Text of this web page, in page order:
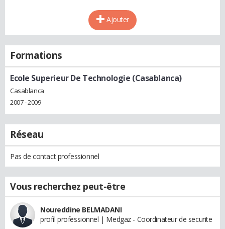
Ajouter
Formations
Ecole Superieur De Technologie (Casablanca)
Casablanca
2007 - 2009
Réseau
Pas de contact professionnel
Vous recherchez peut-être
Noureddine BELMADANI
profil professionnel | Medgaz - Coordinateur de securite